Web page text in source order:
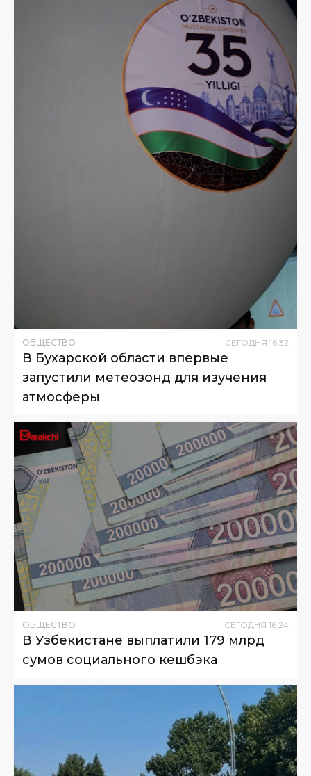
ОБЩЕСТВО СЕГОДНЯ 16:32
В Бухарской области впервые
запустили метеозонд для изучения
атмосферы
ОБЩЕСТВО СЕГОДНЯ 16:24
В Узбекистане выплатили 179 млрд
сумов социального кешбэка